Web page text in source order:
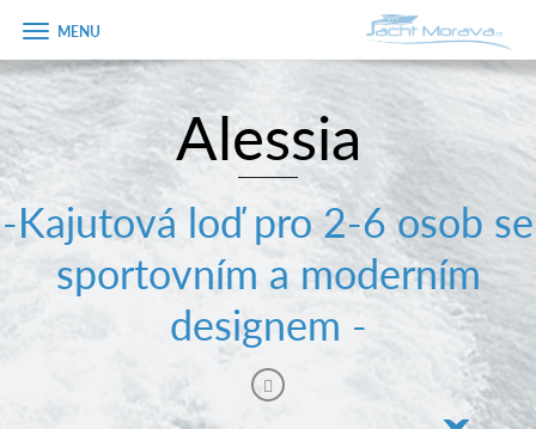
Úvodní strana
Pronájem a ceník
Plán plavby
Tipy na výlet
Zobrazit
menu
Alessia
-Kajutová loď pro 2-6 osob se
sportovním a moderním
designem -